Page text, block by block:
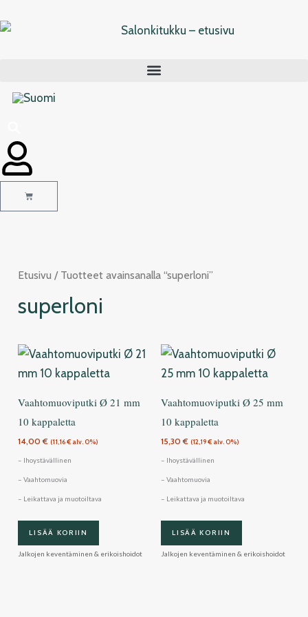
sisältöön
Cart
Etusivu / Tuotteet avainsanalla “superloni”
superloni
Vaahtomuoviputki Ø 21 mm
10 kappaletta
14,00€ (11,16€ alv. 0%)
– Ihoystävällinen
– Vaahtomuovia
– Leikattava ja muotoiltava
LISÄÄ KORIIN
Jalkojen keventäminen & erikoishoidot
Vaahtomuoviputki Ø 25 mm
10 kappaletta
15,30€ (12,19€ alv. 0%)
– Ihoystävällinen
– Vaahtomuovia
– Leikattava ja muotoiltava
LISÄÄ KORIIN
Jalkojen keventäminen & erikoishoidot